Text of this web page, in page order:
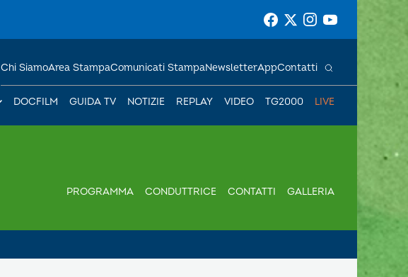
DOCFILM GUIDA TV NOTIZIE REPLAY VIDEO TG2000 LIVE
Chi SiamoArea StampaComunicati StampaNewsletterAppContatti
PROGRAMMA CONDUTTRICE CONTATTI GALLERIA